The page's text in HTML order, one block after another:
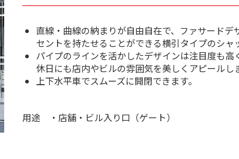
直線・曲線の納まりが自由自在で、ファサードデ
セントを持たせることができる横引タイプのシャ
パイプのラインを活かしたデザインは注目度も高
休日にも店内やビルの雰囲気を美しくアピールし
上下水平車でスムーズに開閉できます。
用途 ・店舗・ビル入り口（ゲート）